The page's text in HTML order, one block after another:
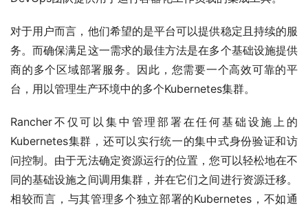
对于用户而言，他们希望的是平台可以提供稳定且持续的服
务。而确保满足这一需求的最佳方法是在多个基础设施提供
商的多个区域部署服务。因此，您需要一个高效可靠的平
台，用以管理生产环境中的多个Kubernetes集群。
Rancher不仅可以集中管理部署在任何基础设施上的
Kubernetes集群，还可以实行统一的集中式身份验证和访
问控制。由于无法确定资源运行的位置，您可以轻松地在不
同的基础设施之间调用集群，并在它们之间进行资源迁移。
相较而言，与其管理多个独立部署的Kubernetes，不如通